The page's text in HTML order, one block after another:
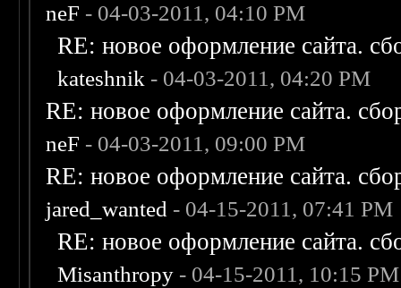
neF - 04-03-2011, 04:10 PM
RE: новое оформление сайта.
kateshnik - 04-03-2011, 04:20 PM
RE: новое оформление сайта.
neF - 04-03-2011, 09:00 PM
RE: новое оформление сайта.
jared_wanted - 04-15-2011, 07:41 PM
RE: новое оформление сайта.
Misanthropy - 04-15-2011, 10:15 PM